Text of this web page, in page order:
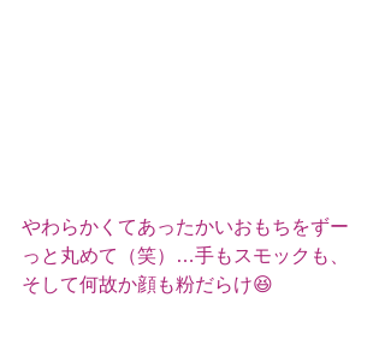
やわらかくてあったかいおもちをずー
っと丸めて（笑）…手もスモックも、
そして何故か顔も粉だらけ😆